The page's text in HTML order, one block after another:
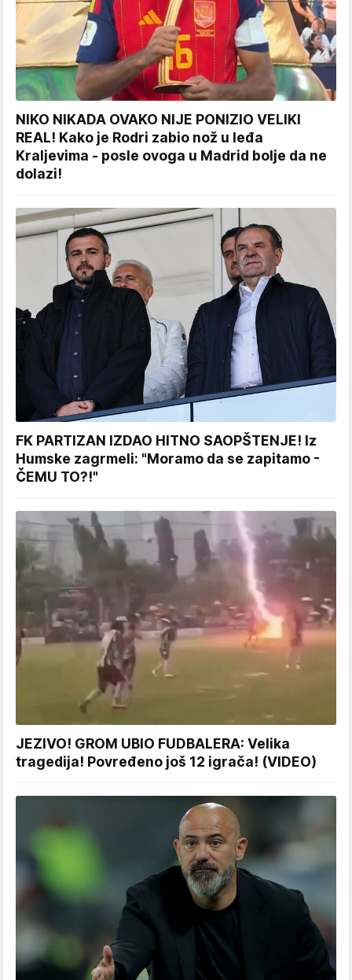
NIKO NIKADA OVAKO NIJE PONIZIO VELIKI
REAL! Kako je Rodri zabio nož u leđa
Kraljevima - posle ovoga u Madrid bolje da ne
dolazi!
FK PARTIZAN IZDAO HITNO SAOPŠTENJE! Iz
Humske zagrmeli: "Moramo da se zapitamo -
ČEMU TO?!"
JEZIVO! GROM UBIO FUDBALERA: Velika
tragedija! Povređeno još 12 igrača! (VIDEO)